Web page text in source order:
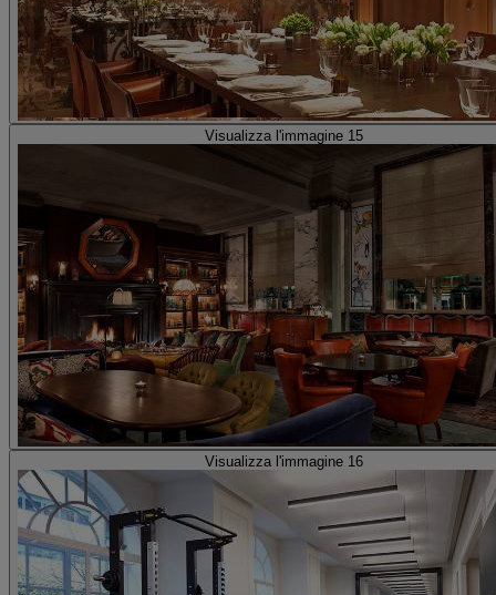
Visualizza l'immagine 15
Visualizza l'immagine 16